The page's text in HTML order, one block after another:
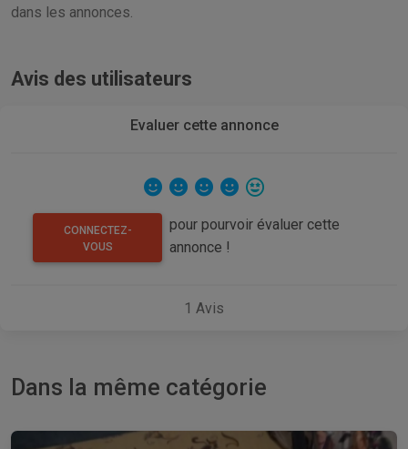
dans les annonces.
Avis des utilisateurs
Evaluer cette annonce
CONNECTEZ-
VOUS
pour pourvoir évaluer cette
annonce !
1 Avis
Dans la même catégorie